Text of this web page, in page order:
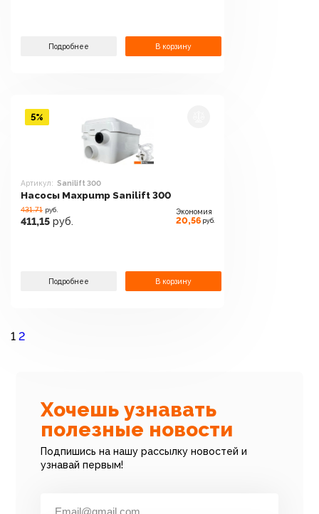
Подробнее В корзину
Артикул: Sanilift 300
Насосы Maxpump Sanilift 300
431.71 руб.
411,15 руб.
Экономия
20,56 руб.
Подробнее В корзину
5%
1 2
Хочешь узнавать
полезные новости
Подпишись на нашу рассылку новостей и
узнавай первым!